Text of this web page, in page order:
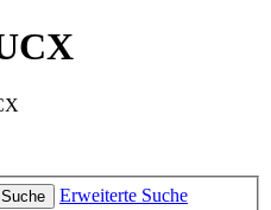
Suche Erweiterte Suche